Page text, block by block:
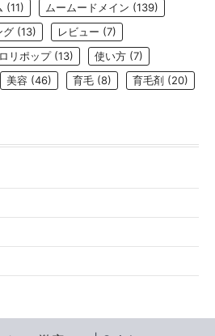
(11) ムームードメイン (139)
グ (13) レビュー (7)
ロリポップ(13) 使い方 (7)
美容 (46) 育毛 (8) 育毛剤 (20)